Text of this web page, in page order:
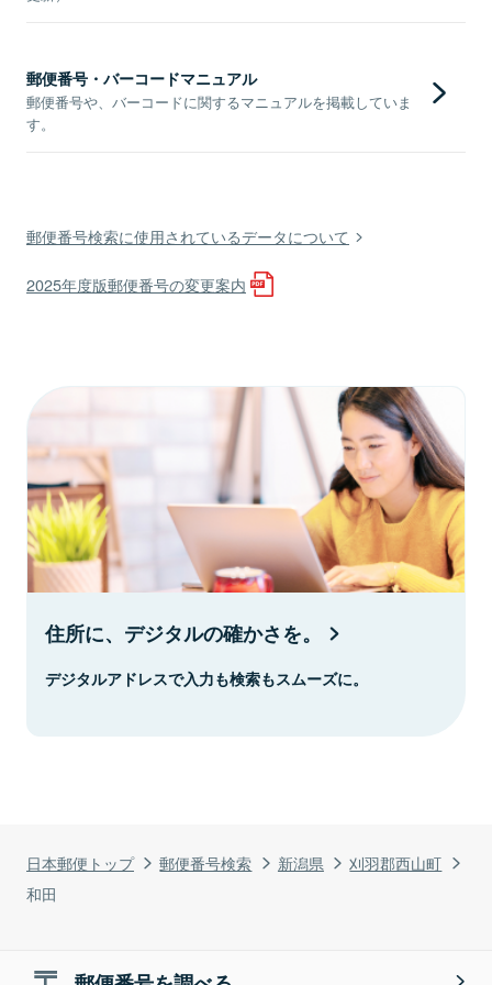
日本郵便トップ 郵便番号検索 新潟県
刈羽郡西山町
和田
郵便番号・バーコードマニュアル
郵便番号や、バーコードに関するマニュアルを掲載していま
す。
郵便番号検索に使用されているデータについて
2025年度版郵便番号の変更案内
住所に、デジタルの確かさを。
デジタルアドレスで入力も検索もスムーズに。